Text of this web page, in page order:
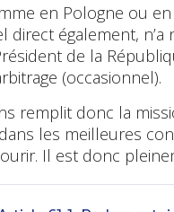
en Pologne ou
direct également,
de la
(occasionnel).
remplit donc la
les meilleures
Il est donc